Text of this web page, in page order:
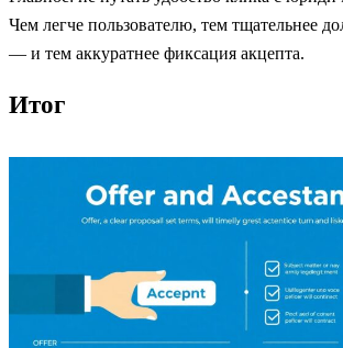
Чем легче пользователю, тем тщательнее
— и тем аккуратнее фиксация акцепта.
Итог